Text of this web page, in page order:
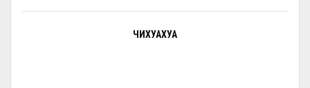
ЧИХУАХУА